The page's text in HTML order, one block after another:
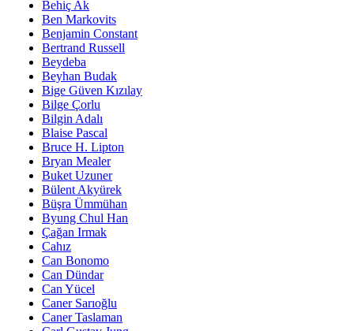
Behiç Ak
Ben Markovits
Benjamin Constant
Bertrand Russell
Beydeba
Beyhan Budak
Bige Güven Kızılay
Bilge Çorlu
Bilgin Adalı
Blaise Pascal
Bruce H. Lipton
Bryan Mealer
Buket Uzuner
Bülent Akyürek
Büşra Ümmühan
Byung Chul Han
Çağan Irmak
Cahız
Can Bonomo
Can Dündar
Can Yücel
Caner Sarıoğlu
Caner Taslaman